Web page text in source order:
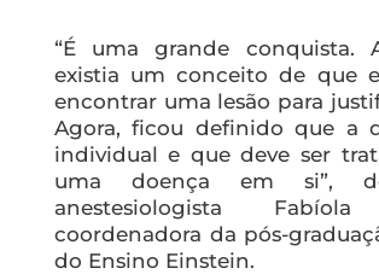
“É uma grande conquista.
existia um conceito de que
encontrar uma lesão para
Agora, ficou definido que a
individual e que deve ser
uma doença em si”,
anestesiologista Fabíola
coordenadora da pós-
do Ensino Einstein.